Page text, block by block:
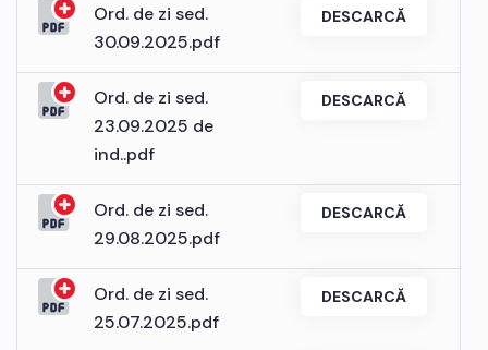
Ord. de zi sed.
30.09.2025.pdf
DESCARCĂ
Ord. de zi sed.
23.09.2025 de
ind..pdf
DESCARCĂ
Ord. de zi sed.
29.08.2025.pdf
DESCARCĂ
Ord. de zi sed.
25.07.2025.pdf
DESCARCĂ